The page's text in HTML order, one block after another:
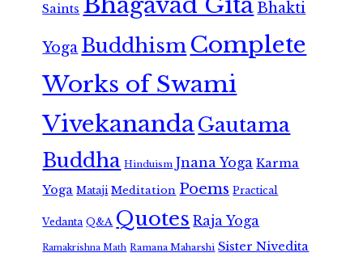
Saints Bhakti
Yoga Buddhism Complete
Works of Swami
VivekanandaGautama
Buddha Hinduism Jnana Yoga Karma
Yoga Mataji Meditation Poems Practical
Vedanta Q&A Quotes Raja Yoga
Ramakrishna Math Ramana Maharshi Sister Nivedita